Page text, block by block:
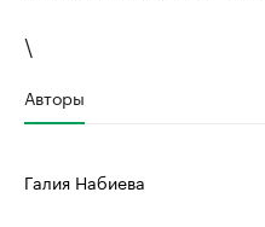
\
Авторы
Галия Набиева